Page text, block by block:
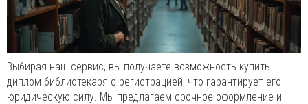
Выбирая наш сервис, вы получаете возможность купить
диплом библиотекаря с регистрацией, что гарантирует его
юридическую силу. Мы предлагаем срочное оформление и